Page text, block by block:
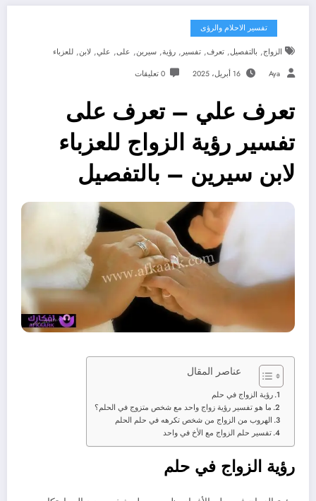
تفسير الاحلام والرؤى
الزواج, بالتفصيل, تعرف, تفسير , رؤية, سيرين, على, علي, لابن, للعزباء
Aya 16 أبريل، 2025 0 تعليقات
تعرف علي – تعرف على
تفسير رؤية الزواج للعزباء
لابن سيرين – بالتفصيل
عناصر المقال
رؤية الزواج في حلم
ما هو تفسير رؤية زواج واحد مع شخص متزوج في الحلم؟
الهروب من الزواج من شخص تكرهه في حلم الحلم
تفسير حلم الزواج مع الأخ في واحد
رؤية الزواج في حلم